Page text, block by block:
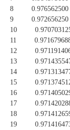
8
9
10
11
12
13
14
15
16
17
18
19